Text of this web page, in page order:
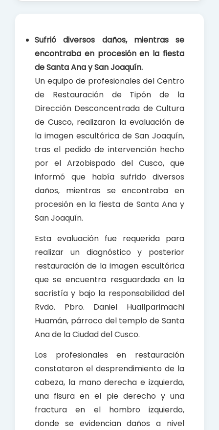
o
o
k
p
Sufrió diversos daños, mientras se
encontraba en procesión en la fiesta
de Santa Ana y San Joaquín.
Un equipo de profesionales del Centro
de Restauración de Tipón de la
Dirección Desconcentrada de Cultura
de Cusco, realizaron la evaluación de
la imagen escultórica de San Joaquín,
tras el pedido de intervención hecho
por el Arzobispado del Cusco, que
informó que había sufrido diversos
daños, mientras se encontraba en
procesión en la fiesta de Santa Ana y
San Joaquín.
Esta evaluación fue requerida para
realizar un diagnóstico y posterior
restauración de la imagen escultórica
que se encuentra resguardada en la
sacristía y bajo la responsabilidad del
Rvdo. Pbro. Daniel Huallparimachi
Huamán, párroco del templo de Santa
Ana de la Ciudad del Cusco.
Los profesionales en restauración
constataron el desprendimiento de la
cabeza, la mano derecha e izquierda,
una fisura en el pie derecho y una
fractura en el hombro izquierdo,
donde se evidencian daños a nivel